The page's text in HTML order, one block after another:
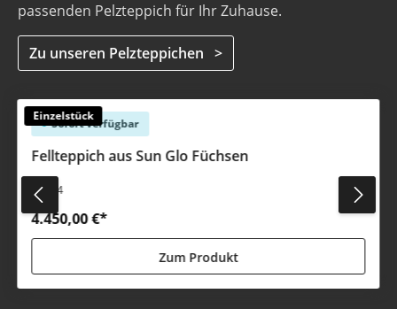
passenden Pelzteppich für Ihr Zuhause.
Zu unseren Pelzteppichen >
Produktgalerie überspringen
Einzelstück
Sofort verfügbar
Fellteppich aus Sun Glo Füchsen
#3064
4.450,00 €*
Zum Produkt